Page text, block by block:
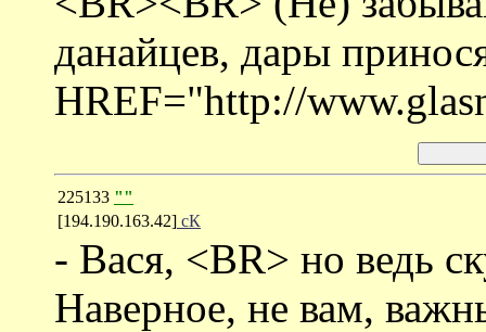
данайцев, дары
HREF="http://
225133 ""
[194.190.163.42] сК
- Вася, <BR> но ведь
Наверное, не вам,